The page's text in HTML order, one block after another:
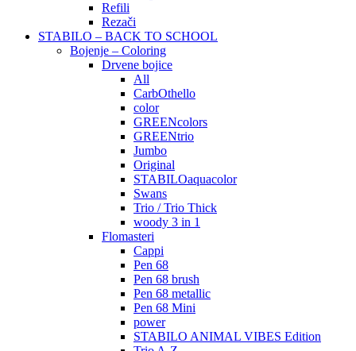
Refili
Rezači
STABILO – BACK TO SCHOOL
Bojenje – Coloring
Drvene bojice
All
CarbOthello
color
GREENcolors
GREENtrio
Jumbo
Original
STABILOaquacolor
Swans
Trio / Trio Thick
woody 3 in 1
Flomasteri
Cappi
Pen 68
Pen 68 brush
Pen 68 metallic
Pen 68 Mini
power
STABILO ANIMAL VIBES Edition